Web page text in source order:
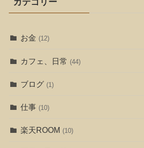
カテゴリー
お金 (12)
カフェ、日常 (44)
ブログ (1)
仕事 (10)
楽天ROOM (10)